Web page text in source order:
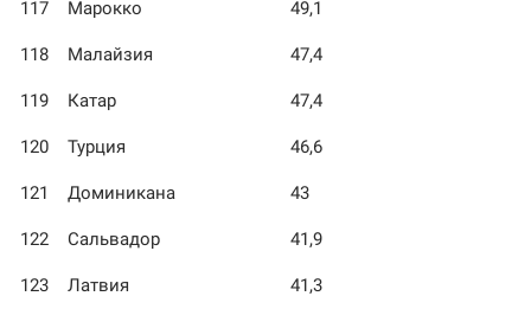
117 Марокко 49,1
118 Малайзия 47,4
119 Катар 47,4
120 Турция 46,6
121 Доминикана 43
122 Сальвадор 41,9
123 Латвия 41,3